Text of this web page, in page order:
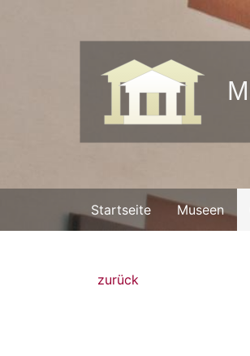
Startseite Museen
zurück